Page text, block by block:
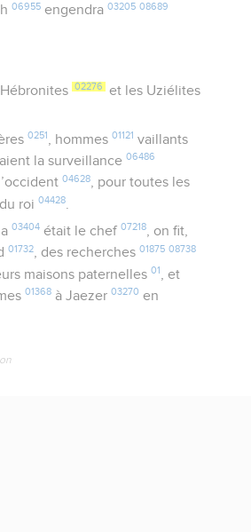
06955 engendra03205 08689
02276 et les Uziélites
0251 , hommes 01121 vaillants
la surveillance06486
04628, pour toutes les
du roi04428
03404était le chef 07218, on fit,
01732, des recherches01875 08738
maisons paternelles01
, et
01368 à Jaezer03270 en